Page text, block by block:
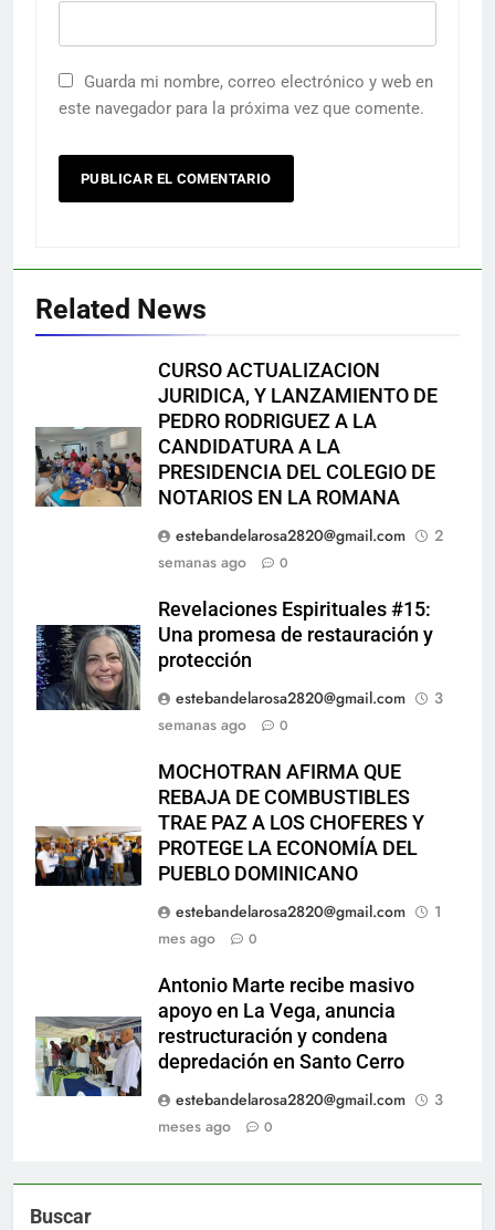
Guarda mi nombre, correo electrónico y web en
este navegador para la próxima vez que comente.
Related News
CURSO ACTUALIZACION
JURIDICA, Y LANZAMIENTO DE
PEDRO RODRIGUEZ A LA
CANDIDATURA A LA
PRESIDENCIA DEL COLEGIO DE
NOTARIOS EN LA ROMANA
estebandelarosa2820@gmail.com
2
semanas ago
0
Revelaciones Espirituales #15:
Una promesa de restauración y
protección
estebandelarosa2820@gmail.com
3
semanas ago
0
MOCHOTRAN AFIRMA QUE
REBAJA DE COMBUSTIBLES
TRAE PAZ A LOS CHOFERES Y
PROTEGE LA ECONOMÍA DEL
PUEBLO DOMINICANO
estebandelarosa2820@gmail.com
1
mes ago
0
Antonio Marte recibe masivo
apoyo en La Vega, anuncia
restructuración y condena
depredación en Santo Cerro
estebandelarosa2820@gmail.com
3
meses ago
0
Buscar